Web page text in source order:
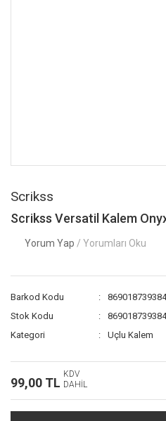
Scrikss
Scrikss Versatil Kalem
Yorum Yap / Yorumları Oku
Barkod Kodu
Stok Kodu
Kategori
Uçlu Kalem
99,00 TL
KDV
DAHİL